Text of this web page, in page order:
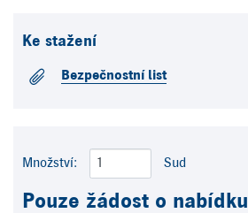
Ke stažení
Bezpečnostní list
Množství: Sud
Pouze žádost o nabídku